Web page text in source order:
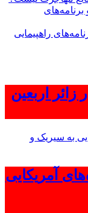
راهپیمایی
اعزام ۲۱ هزار زائر اربعین
آمریکایی